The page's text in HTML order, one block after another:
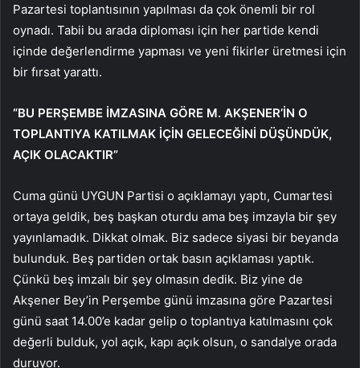
Pazartesi toplantısının yapılması da çok önemli bir rol
oynadı. Tabii bu arada diploması için her partide kendi
içinde değerlendirme yapması ve yeni fikirler üretmesi için
bir fırsat yarattı.
“BU PERŞEMBE İMZASINA GÖRE M. AKŞENER’İN O
TOPLANTIYA KATILMAK İÇİN GELECEĞİNİ DÜŞÜNDÜK,
AÇIK OLACAKTIR”
Cuma günü UYGUN Partisi o açıklamayı yaptı, Cumartesi
ortaya geldik, beş başkan oturdu ama beş imzayla bir şey
yayınlamadık. Dikkat olmak. Biz sadece siyasi bir beyanda
bulunduk. Beş partiden ortak basın açıklaması yaptık.
Çünkü beş imzalı bir şey olmasın dedik. Biz yine de
Akşener Bey’in Perşembe günü imzasına göre Pazartesi
günü saat 14.00’e kadar gelip o toplantıya katılmasını çok
değerli bulduk, yol açık, kapı açık olsun, o sandalye orada
duruyor.